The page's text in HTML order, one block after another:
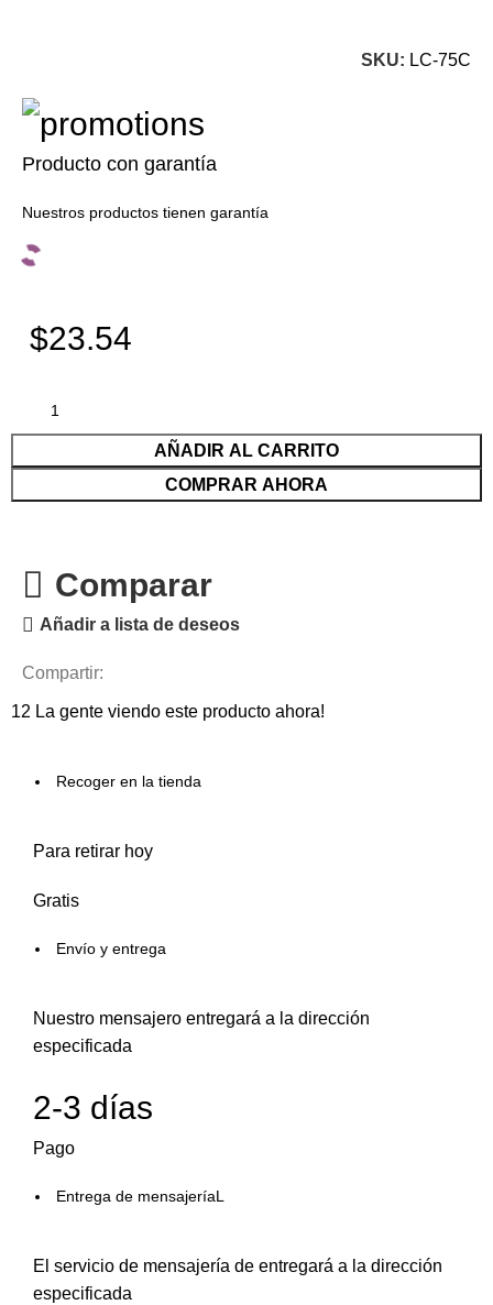
SKU: LC-75C
Producto con garantía
Nuestros productos tienen garantía
$23.54
AÑADIR AL CARRITO
COMPRAR AHORA
Comparar
Añadir a lista de deseos
Compartir:
12 La gente viendo este producto ahora!
Recoger en la tienda
Para retirar hoy
Gratis
Envío y entrega
Nuestro mensajero entregará a la dirección
especificada
2-3 días
Pago
Entrega de mensajeríaL
El servicio de mensajería de entregará a la dirección
especificada